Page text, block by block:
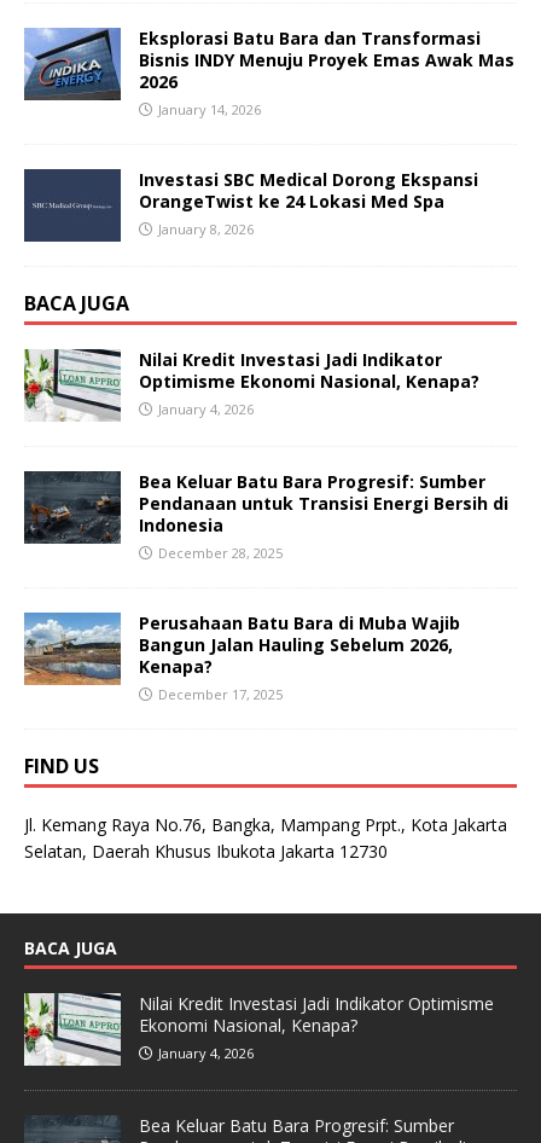
Eksplorasi Batu Bara dan Transformasi
Bisnis INDY Menuju Proyek Emas Awak Mas
2026
January 14, 2026
Investasi SBC Medical Dorong Ekspansi
OrangeTwist ke 24 Lokasi Med Spa
January 8, 2026
BACA JUGA
Nilai Kredit Investasi Jadi Indikator
Optimisme Ekonomi Nasional, Kenapa?
January 4, 2026
Bea Keluar Batu Bara Progresif: Sumber
Pendanaan untuk Transisi Energi Bersih di
Indonesia
December 28, 2025
Perusahaan Batu Bara di Muba Wajib
Bangun Jalan Hauling Sebelum 2026,
Kenapa?
December 17, 2025
FIND US
Jl. Kemang Raya No.76, Bangka, Mampang Prpt., Kota Jakarta
Selatan, Daerah Khusus Ibukota Jakarta 12730
BACA JUGA
Nilai Kredit Investasi Jadi Indikator Optimisme
Ekonomi Nasional, Kenapa?
January 4, 2026
Bea Keluar Batu Bara Progresif: Sumber